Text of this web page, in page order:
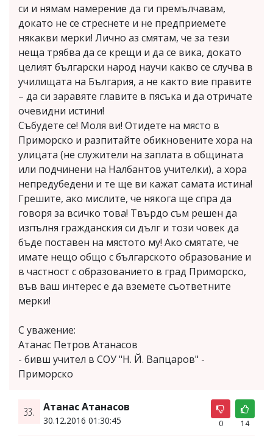
си и нямам намерение да ги премълчавам,
докато не се стреснете и не предприемете
някакви мерки! Лично аз смятам, че за тези
неща трябва да се крещи и да се вика, докато
целият български народ научи какво се случва в
училищата на България, а не както вие правите
– да си заравяте главите в пясъка и да отричате
очевидни истини!
Събудете се! Моля ви! Отидете на място в
Приморско и разпитайте обикновените хора на
улицата (не служители на заплата в общината
или подчинени на Налбантов учителки), а хора
непредубедени и те ще ви кажат самата истина!
Грешите, ако мислите, че някога ще спра да
говоря за всичко това! Твърдо съм решен да
изпълня гражданския си дълг и този човек да
бъде поставен на мястото му! Ако смятате, че
имате нещо общо с българското образование и
в частност с образованието в град Приморско,
във ваш интерес е да вземете съответните
мерки!
С уважение:
Атанас Петров Атанасов
- бивш учител в СОУ "Н. Й. Вапцаров" -
Приморско
33. Атанас Атанасов
30.12.2016 01:30:45 0 14